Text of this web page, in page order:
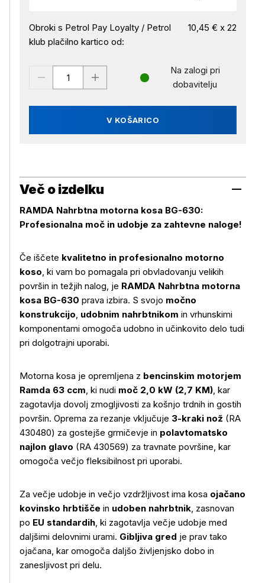
Obroki s Petrol Pay Loyalty / Petrol
klub plačilno kartico od:
10,45 € x 22
V KOŠARICO
Na zalogi pri
dobavitelju
Več o izdelku
RAMDA Nahrbtna motorna kosa BG-630:
Profesionalna moč in udobje za zahtevne naloge!
Če iščete kvalitetno in profesionalno motorno
koso, ki vam bo pomagala pri obvladovanju velikih
površin in težjih nalog, je RAMDA Nahrbtna motorna
kosa BG-630 prava izbira. S svojo močno
konstrukcijo, udobnim nahrbtnikom in vrhunskimi
komponentami omogoča udobno in učinkovito delo tudi
pri dolgotrajni uporabi.
Motorna kosa je opremljena z bencinskim motorjem
Ramda 63 ccm, ki nudi moč 2,0 kW (2,7 KM), kar
zagotavlja dovolj zmogljivosti za košnjo trdnih in gostih
površin. Oprema za rezanje vključuje 3-kraki nož (RA
430480) za gostejše grmičevje in polavtomatsko
najlon glavo (RA 430569) za travnate površine, kar
omogoča večjo fleksibilnost pri uporabi.
Za večje udobje in večjo vzdržljivost ima kosa ojačano
kovinsko hrbtišče in udoben nahrbtnik, zasnovan
po EU standardih, ki zagotavlja večje udobje med
daljšimi delovnimi urami. Gibljiva gred je prav tako
ojačana, kar omogoča daljšo življenjsko dobo in
zanesljivost pri delu.